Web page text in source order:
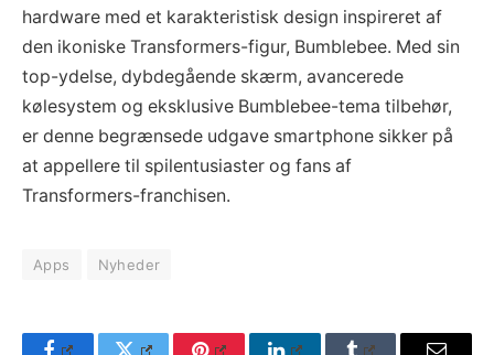
hardware med et karakteristisk design inspireret af
den ikoniske Transformers-figur, Bumblebee. Med sin
top-ydelse, dybdegående skærm, avancerede
kølesystem og eksklusive Bumblebee-tema tilbehør,
er denne begrænsede udgave smartphone sikker på
at appellere til spilentusiaster og fans af
Transformers-franchisen.
Apps Nyheder